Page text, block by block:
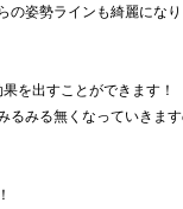
の姿勢ラインも綺麗にな
を出すことができます！
るみる無くなっていきま